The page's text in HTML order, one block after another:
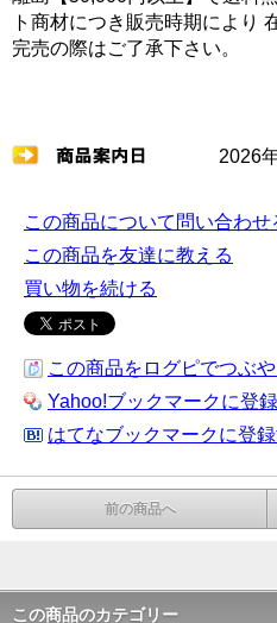
ト商材につき販売時期により
完売の際はご了承下さい。
2026
この商品について問い合わせ
この商品を友達に教える
買い物を続ける
この商品をログピでつぶや
Yahoo!ブックマークに登
はてなブックマークに登
前の商品へ
この商品のカテゴリー